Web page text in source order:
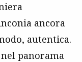
ancora
autentica.
panorama